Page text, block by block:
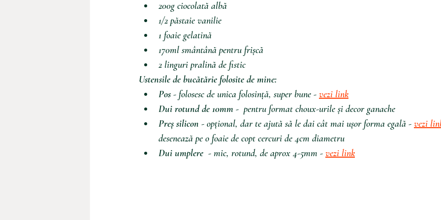
200g ciocolată albă
1/2 păstaie vanilie
1 foaie gelatină
170ml smântână pentru frișcă
2 linguri pralină de fistic
Ustensile de bucătărie folosite de mine:
Pos - folosesc de unica folosință, super bune - vezi link
Dui rotund de 10mm -
  pentru format choux-urile și decor ganache
Preș silicon - opțional, dar te ajută să le dai cât mai ușor forma egală - vezi
desenează pe o foaie de copt cercuri de 4cm diametru
Dui umplere - mic, rotund, de aprox 4-5mm - vezi link